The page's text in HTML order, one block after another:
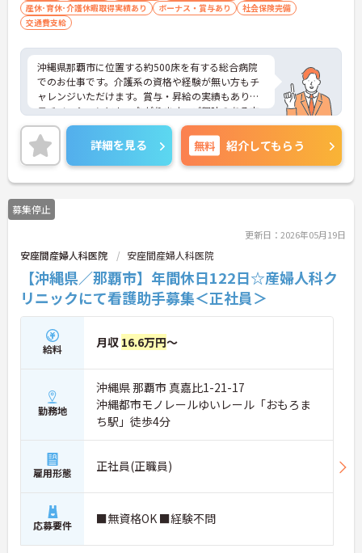
産休･育休･介護休暇取得実績あり
ボーナス・賞与あり
社会保険完備
交通費支給
沖縄県那覇市に位置する約500床を有する総合病院
でのお仕事です。介護系の資格や経験が無い方もチ
ャレンジいただけます。賞与・昇給の実績もあり、
モチベーションにもつながります。ご興味のある方
には、面接対策ポイントなど、さらに詳細をお話し
いたしますのでお気軽にご相談ください！
詳細を見る 無料 紹介してもらう
募集停止
更新日：2026年05月19日
安座間産婦人科医院 安座間産婦人科医院
【沖縄県／那覇市】年間休日122日☆産婦人科ク
リニックにて看護助手募集＜正社員＞
給料 月収 16.6万円～
勤務地
沖縄県 那覇市 真嘉比1-21-17
沖縄都市モノレールゆいレール「おもろま
ち駅」徒歩4分
雇用形態 正社員(正職員)
応募要件 ■無資格OK ■経験不問